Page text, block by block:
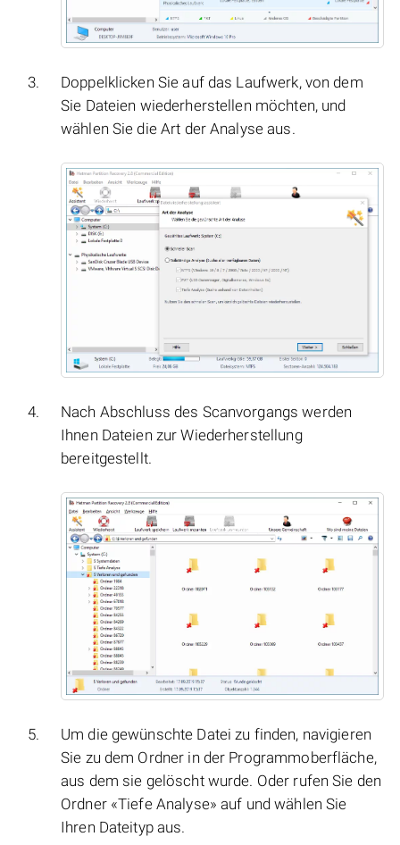
Doppelklicken Sie auf das Laufwerk, von dem
Sie Dateien wiederherstellen möchten, und
wählen Sie die Art der Analyse aus.
Nach Abschluss des Scanvorgangs werden
Ihnen Dateien zur Wiederherstellung
bereitgestellt.
Um die gewünschte Datei zu finden, navigieren
Sie zu dem Ordner in der Programmoberfläche,
aus dem sie gelöscht wurde. Oder rufen Sie den
Ordner «Tiefe Analyse» auf und wählen Sie
Ihren Dateityp aus.